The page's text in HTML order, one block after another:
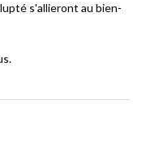
s'allieront au bien-